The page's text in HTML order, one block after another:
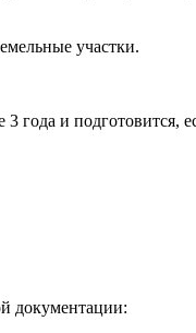
участки.
года и подготовится,
документации: